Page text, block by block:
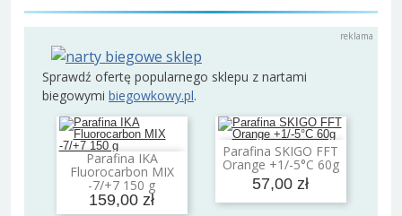
Sprawdź ofertę popularnego sklepu z nartami
biegowymi biegowkowy.pl.
Parafina IKA
Fluorocarbon MIX
-7/+7 150 g
159,00 zł
Dodaj do koszyka
Parafina SKIGO FFT
Orange +1/-5°C 60g
57,00 zł
Dodaj do koszyka